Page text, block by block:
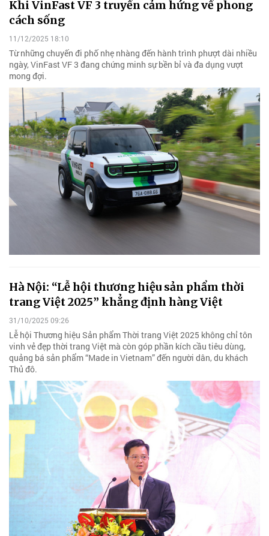
Khi VinFast VF 3 truyền cảm hứng về phong
cách sống
11/12/2025 18:10
Từ những chuyến đi phố nhẹ nhàng đến hành trình phượt dài nhiều
ngày, VinFast VF 3 đang chứng minh sự bền bỉ và đa dụng vượt
mong đợi.
Hà Nội: “Lễ hội thương hiệu sản phẩm thời
trang Việt 2025” khẳng định hàng Việt
31/10/2025 09:26
Lễ hội Thương hiệu Sản phẩm Thời trang Việt 2025 không chỉ tôn
vinh vẻ đẹp thời trang Việt mà còn góp phần kích cầu tiêu dùng,
quảng bá sản phẩm “Made in Vietnam” đến người dân, du khách
Thủ đô.